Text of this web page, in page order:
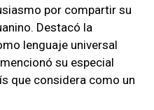
por compartir su
Destacó la
lenguaje universal
su especial
que considera como un